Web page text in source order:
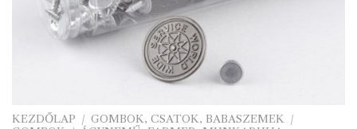
KEZDŐLAP / GOMBOK, CSATOK, BABASZEMEK /